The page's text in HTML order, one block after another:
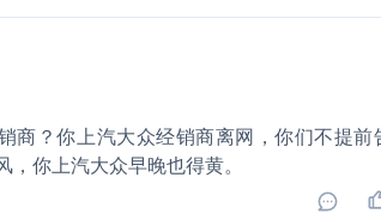
商？你上汽大众经销商离网，你们不提前
你上汽大众早晚也得黄。